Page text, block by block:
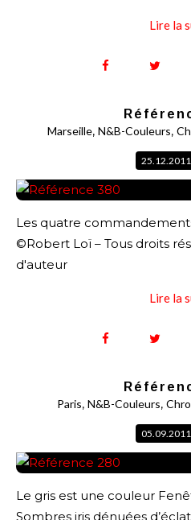
Lire la
Marseille, N&B-Couleurs,
25.12.2011
Les quatre
©Robert Loï – Tous droits
d'auteur
Lire la
Paris, N&B-Couleurs,
05.09.2011
Le gris est une couleur
Sombres iris dénuées